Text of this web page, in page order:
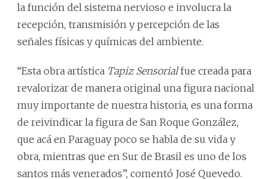
la función del sistema nervioso e involucra la
recepción, transmisión y percepción de las
señales físicas y químicas del ambiente.
“Esta obra artística Tapiz Sensorialfue creada para
revalorizar de manera original una figura nacional
muy importante de nuestra historia, es una forma
de reivindicar la figura de San Roque González,
que acá en Paraguay poco se habla de su vida y
obra, mientras que en Sur de Brasil es uno de los
santos más venerados”, comentó José Quevedo.